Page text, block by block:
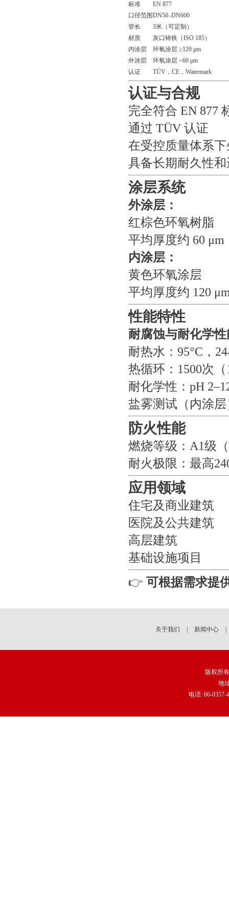
标准
EN 877
口径范围DN50–DN600
管长
3米（可定制）
材质
灰口铸铁（ISO 185）
内涂层
环氧涂层 ≥120 μm
外涂层
环氧涂层 ~60 μm
认证
TÜV，CE，Watermark
认证与合规
完全符合 EN 877
通过 TÜV 认证
在受控质量体系
具备长期耐久性
涂层系统
外涂层：
红棕色环氧树脂
平均厚度约 60 μm
内涂层：
黄色环氧涂层
平均厚度约 120
性能特性
耐腐蚀与耐化学性
耐热水：95°C，
热循环：1500次
耐化学性：pH
盐雾测试（内涂
防火性能
燃烧等级：A1级
耐火极限：最高
应用领域
住宅及商业建筑
医院及公共建筑
高层建筑
基础设施项目
👉 可根据需求提
关于我们 新闻中心
版权所
地
电话: 86-0357-